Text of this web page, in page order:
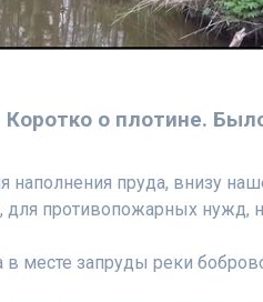
Коротко о плотине.
наполнения пруда, внизу
для противопожарных нужд,
месте запруды реки